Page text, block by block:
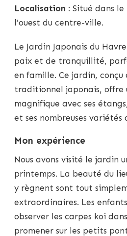
Localisation : Situé dans le
l’ouest du centre-ville.
Le Jardin Japonais du
paix et de tranquillité,
en famille. Ce jardin, conçu
traditionnel japonais, offre
magnifique avec ses
et ses nombreuses variétés
Mon expérience
Nous avons visité le jardin
printemps. La beauté du
y règnent sont tout
extraordinaires. Les
observer les carpes koi
promener sur les petits